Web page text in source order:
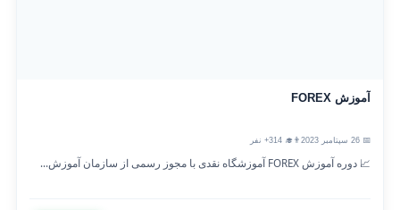
آموزش FOREX
👨‍🎓 314+ نفر
📈 دوره آموزش FOREX آموزشگاه نقدی با مجوز رسمی از سازمان آموزش...